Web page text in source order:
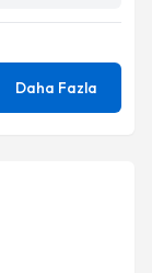
Daha Fazla